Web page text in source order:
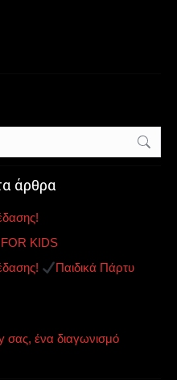
άρθρα
KIDS
Παιδικά Πάρτυ
σας, ένα διαγωνισμό